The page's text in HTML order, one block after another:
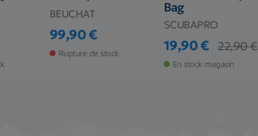
BEUCHAT
Prix
99,90 €
Rupture de stock
Bag
SCUBAPRO
Prix
19,90 €
Prix de base
22,90 €
En stock magasin